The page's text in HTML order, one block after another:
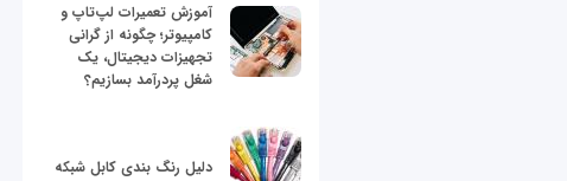
آموزش تعمیرات لپ‌تاپ و
کامپیوتر؛ چگونه از گرانی
تجهیزات دیجیتال، یک
شغل پردرآمد بسازیم؟
دلیل رنگ بندی کابل شبکه